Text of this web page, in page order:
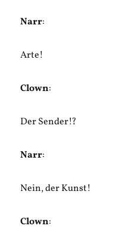
Narr:
Arte!
Clown:
Der Sender!?
Narr:
Nein, der Kunst!
Clown: